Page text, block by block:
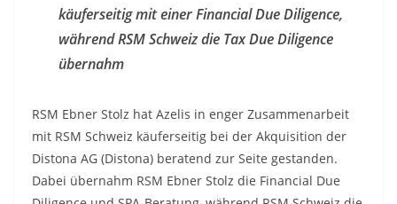
käuferseitig mit einer Financial Due Diligence,
während RSM Schweiz die Tax Due Diligence
übernahm
RSM Ebner Stolz hat Azelis in enger Zusammenarbeit
mit RSM Schweiz käuferseitig bei der Akquisition der
Distona AG (Distona) beratend zur Seite gestanden.
Dabei übernahm RSM Ebner Stolz die Financial Due